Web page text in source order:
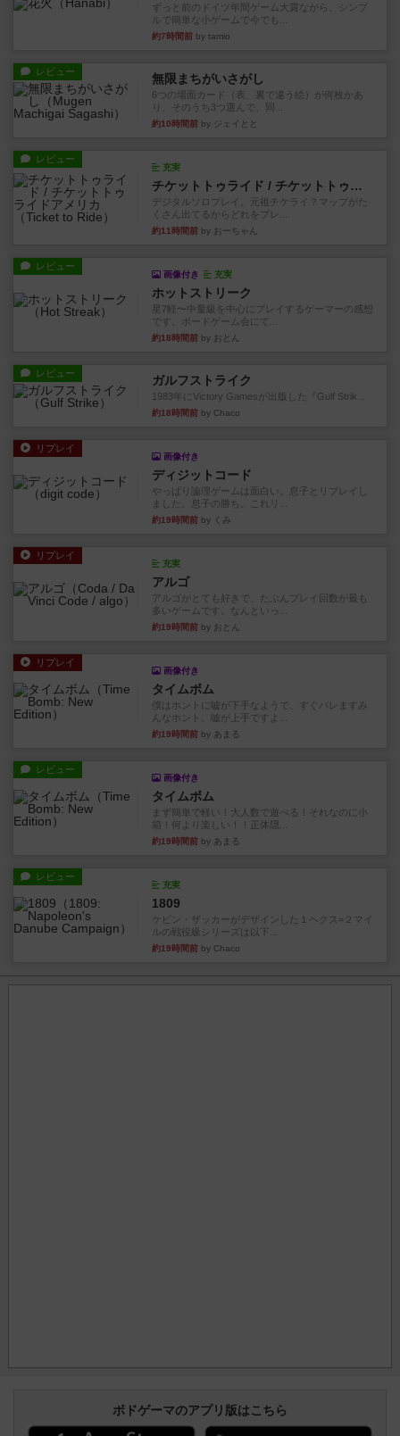
ずっと前のドイツ年間ゲーム大賞ながら、シンプ
ルで簡単な小ゲームで今でも...
約7時間前 by tamio
レビュー 無限まちがいさがし
6つの場面カード（表、裏で違う絵）が何枚かあ
り、そのうち3つ選んで、同...
約10時間前 by ジェイとと
レビュー
充実
チケットトゥライド / チケットトゥライドアメリカ
デジタルソロプレイ。元祖チケライ？マップがた
くさん出てるからどれをプレ...
約11時間前 by おーちゃん
レビュー
画像付き 充実
ホットストリーク
星7軽〜中量級を中心にプレイするゲーマーの感想
です。ボードゲーム会にて...
約18時間前 by おとん
レビュー ガルフストライク
1983年にVictory Gamesが出版した『Gulf Strik...
約18時間前 by Chaco
リプレイ
画像付き
ディジットコード
やっぱり論理ゲームは面白い。息子とリプレイし
ました。息子の勝ち。これリ...
約19時間前 by くみ
リプレイ
充実
アルゴ
アルゴがとても好きで、たぶんプレイ回数が最も
多いゲームです。なんといっ...
約19時間前 by おとん
リプレイ
画像付き
タイムボム
僕はホントに嘘が下手なようで、すぐバレますみ
んなホント、嘘が上手ですよ...
約19時間前 by あまる
レビュー
画像付き
タイムボム
まず簡単で軽い！大人数で遊べる！それなのに小
箱！何より楽しい！！正体隠...
約19時間前 by あまる
レビュー
充実
1809
ケビン・ザッカーがデザインした１ヘクス=２マイ
ルの戦役級シリーズは以下...
約19時間前 by Chaco
ボドゲーマのアプリ版はこちら